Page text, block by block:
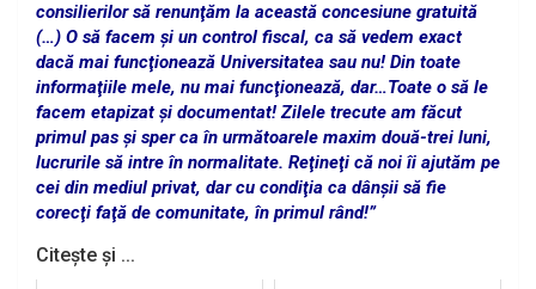
consilierilor să renunţăm la această concesiune gratuită
(…) O să facem şi un control fiscal, ca să vedem exact
dacă mai funcţionează Universitatea sau nu! Din toate
informaţiile mele, nu mai funcţionează, dar…Toate o să le
facem etapizat şi documentat! Zilele trecute am făcut
primul pas şi sper ca în următoarele maxim două-trei luni,
lucrurile să intre în normalitate. Reţineţi că noi îi ajutăm pe
cei din mediul privat, dar cu condiţia ca dânşii să fie
corecţi faţă de comunitate, în primul rând!”
Citește și ...